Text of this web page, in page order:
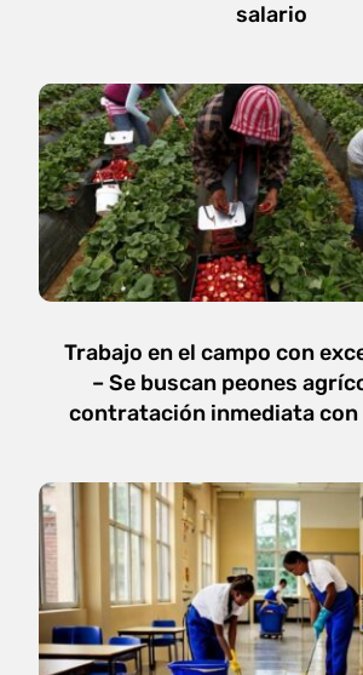
salario
Trabajo en el campo con
– Se buscan peones
contratación inmediata